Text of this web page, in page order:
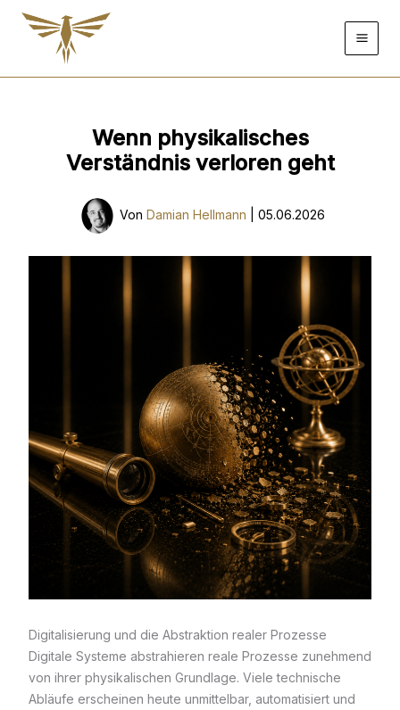
Zum
Inhalt
Wenn physikalisches
Verständnis verloren geht
Von Damian Hellmann 05.06.2026
Digitalisierung und die Abstraktion realer Prozesse
Digitale Systeme abstrahieren reale Prozesse zunehmend
von ihrer physikalischen Grundlage. Viele technische
Abläufe erscheinen heute unmittelbar, automatisiert und